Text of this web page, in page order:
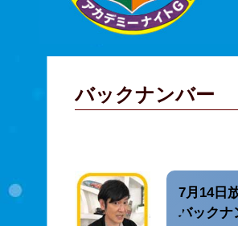
バックナンバー
7月14日
バックナ